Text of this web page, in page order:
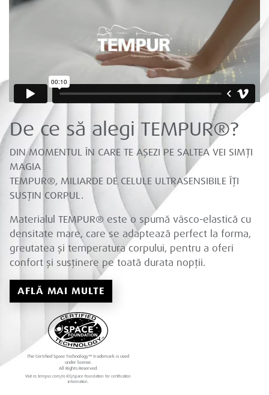
De ce să alegi TEMPUR®?
DIN MOMENTUL ÎN CARE TE AȘEZI PE SALTEA VEI SIMȚI
MAGIA
TEMPUR®, MILIARDE DE CELULE ULTRASENSIBILE ÎȚI
SUSȚIN CORPUL.
Materialul TEMPUR® este o spumă vâsco-elastică cu
densitate mare, care se adaptează perfect la forma,
greutatea și temperatura corpului, pentru a oferi
confort și susținere pe toată durata nopții.
AFLĂ MAI MULTE
The Certified Space Technology™ trademark is used
under license.
All Rights Reserved.
Visit ro.tempur.com/ro-RO/space-foundation for certification
information.